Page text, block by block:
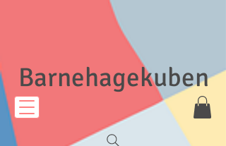
Barnehagekuben